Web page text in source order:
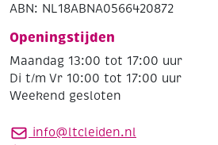
ABN: NL18ABNA0566420872
Openingstijden
Maandag 13:00 tot 17:00 uur
Di t/m Vr 10:00 tot 17:00 uur
Weekend gesloten
info@ltcleiden.nl